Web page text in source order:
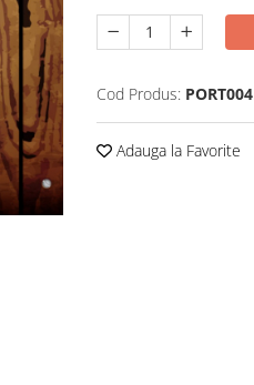
Cod Produs: PORT004
Adauga la Favorite